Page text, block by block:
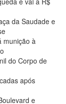
da Saudade e
munição à
do Corpo de
após
e